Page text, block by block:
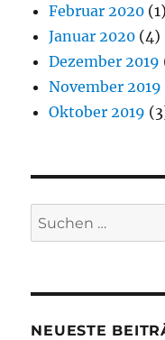
Februar 2020 (1)
Januar 2020 (4)
Dezember 2019
November 2019
Oktober 2019
Suchen
nach:
NEUESTE